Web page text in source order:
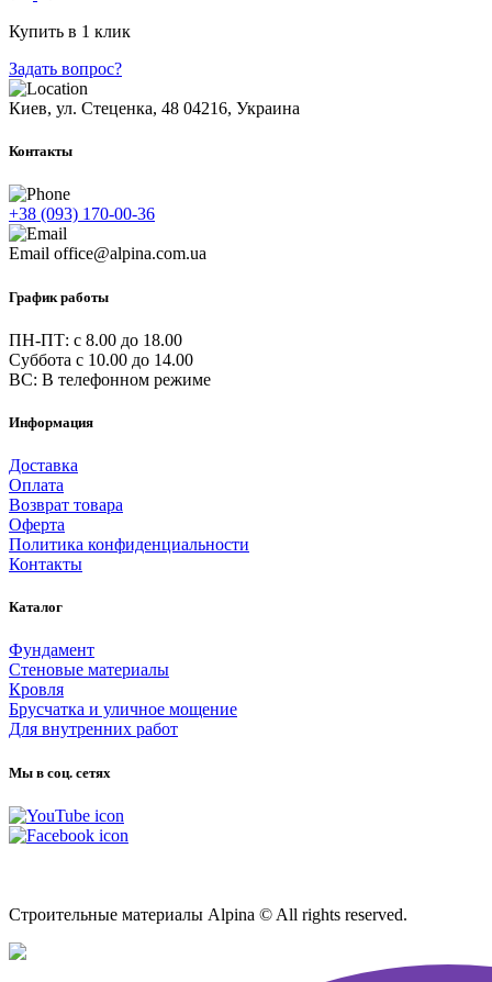
Купить в 1 клик
Задать вопрос?
Киев, ул. Стеценка, 48 04216, Украина
Контакты
+38 (093) 170-00-36
Email office@alpina.com.ua
График работы
ПН-ПТ: c 8.00 до 18.00
Суббота с 10.00 до 14.00
ВС: В телефонном режиме
Информация
Доставка
Оплата
Возврат товара
Оферта
Политика конфиденциальности
Контакты
Каталог
Фундамент
Стеновые материалы
Кровля
Брусчатка и уличное мощение
Для внутренних работ
Мы в соц. сетях
Строительные материалы Alpina © All rights reserved.